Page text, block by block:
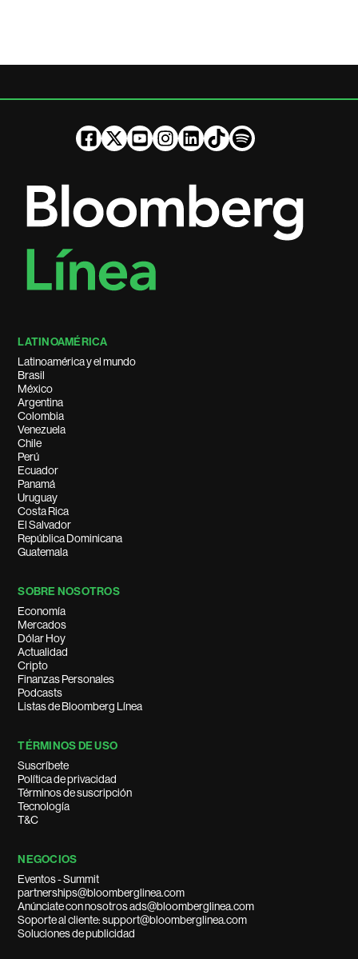
LATINOAMÉRICA
Latinoamérica y el mundo
Brasil
México
Argentina
Colombia
Venezuela
Chile
Perú
Ecuador
Panamá
Uruguay
Costa Rica
El Salvador
República Dominicana
Guatemala
SOBRE NOSOTROS
Economía
Mercados
Dólar Hoy
Actualidad
Cripto
Finanzas Personales
Podcasts
Listas de Bloomberg Línea
TÉRMINOS DE USO
Suscríbete
Política de privacidad
Términos de suscripción
Tecnología
T&C
NEGOCIOS
Eventos - Summit
partnerships@bloomberglinea.com
Anúnciate con nosotros ads@bloomberglinea.com
Soporte al cliente: support@bloomberglinea.com
Soluciones de publicidad